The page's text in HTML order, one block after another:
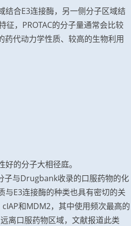
结合E3连接酶，另一侧分子区域结
，PROTAC的分子量通常会比较
药代动力学性质、较高的生物利用
的分子大相径庭。
子与Drugbank收录的口服药物的化
与E3连接酶的种类也具有密切的关
和MDM2，其中使用频次最高的
离口服药物区域，文献报道此类